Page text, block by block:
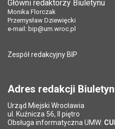
Główni redaktorzy Biuletynu
Monika Florczak
Przemysław Dziewięcki
e-mail: bip@um.wroc.pl
Zespół redakcyjny BIP
Adres redakcji
Urząd Miejski Wrocławia
ul. Kuźnicza 56, II piętro
Obsługa informatyczna UMW: CUI